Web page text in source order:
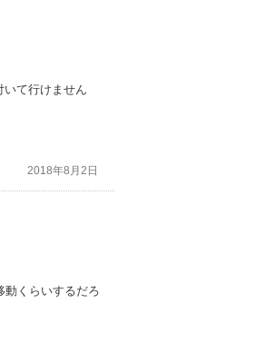
いて行けません
2018年8月2日
くらいするだろ